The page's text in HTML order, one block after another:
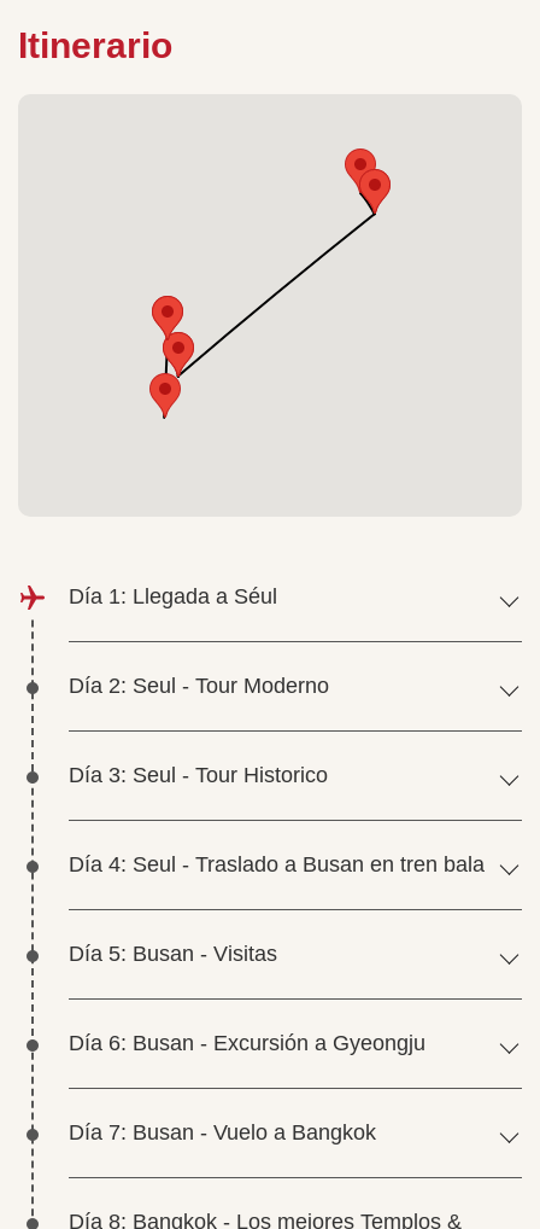
Itinerario
Día 1: Llegada a Séul
Día 2: Seul - Tour Moderno
Día 3: Seul - Tour Historico
Día 4: Seul - Traslado a Busan en tren bala
Día 5: Busan - Visitas
Día 6: Busan - Excursión a Gyeongju
Día 7: Busan - Vuelo a Bangkok
Día 8: Bangkok - Los mejores Templos &